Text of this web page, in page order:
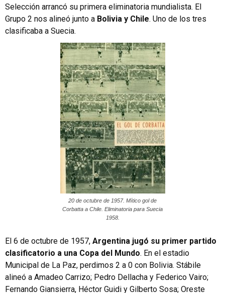
Selección arrancó su primera eliminatoria mundialista. El
Grupo 2 nos alineó junto a Bolivia y Chile. Uno de los tres
clasificaba a Suecia.
20 de octubre de 1957. Mítico gol de
Corbatta a Chile. Eliminatoria para Suecia
1958.
El 6 de octubre de 1957, Argentina jugó su primer partido
clasificatorio a una Copa del Mundo. En el estadio
Municipal de La Paz, perdimos 2 a 0 con Bolivia. Stábile
alineó a Amadeo Carrizo; Pedro Dellacha y Federico Vairo;
Fernando Giansierra, Héctor Guidi y Gilberto Sosa; Oreste